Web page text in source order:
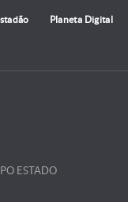
Planeta Digital
ESTADO